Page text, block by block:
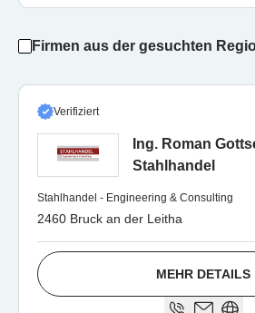
Firmen aus der gesuchten
Verifiziert
Ing. Roman
Stahlhandel
Stahlhandel - Engineering & Consulting
2460 Bruck an der Leitha
MEHR DETAILS